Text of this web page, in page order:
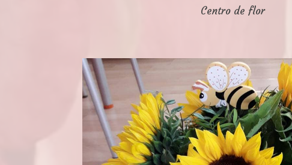
Centro de flor